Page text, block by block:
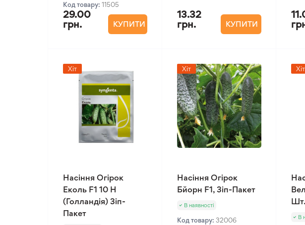
Код товару: 11505
29.00
грн.
КУПИТИ
13.32
грн.
КУПИТИ
Хіт
Насіння Огірок
Еколь F1 10 Н
(Голландія) Зіп-
Пакет
Хіт
Насіння Огірок
Бйорн F1, Зіп-Пакет
В наявності
Код товару: 32006
Хіт
Шт.
В